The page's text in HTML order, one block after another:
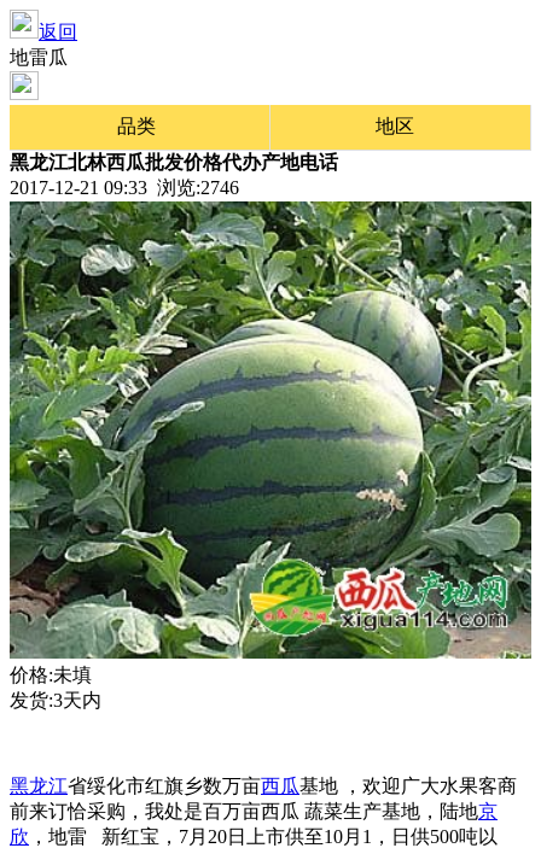
返回
地雷瓜
品类
地区
黑龙江北林西瓜批发价格代办产地电话
2017-12-21 09:33 浏览:2746
价格:未填
发货:3天内
黑龙江省绥化市红旗乡数万亩西瓜基地 ，欢迎广大水果客商
前来订恰采购，我处是百万亩西瓜 蔬菜生产基地，陆地京
欣 ，地雷 新红宝，7月20日上市供至10月1，日供500吨以